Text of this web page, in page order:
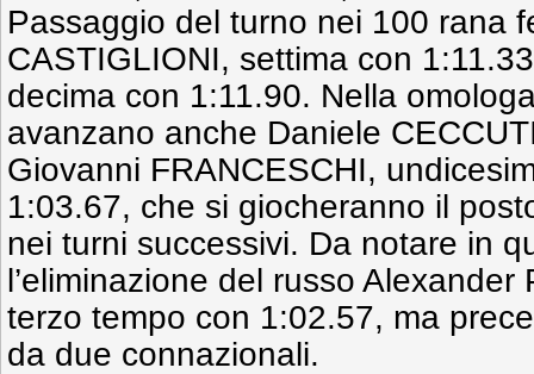
Passaggio del turno nei 100 rana
CASTIGLIONI, settima con
decima con 1:11.90. Nella
avanzano anche Daniele
Giovanni FRANCESCHI,
1:03.67, che si giocheranno il
nei turni successivi. Da notare in
l’eliminazione del russo Alexander
terzo tempo con 1:02.57, ma
da due connazionali.